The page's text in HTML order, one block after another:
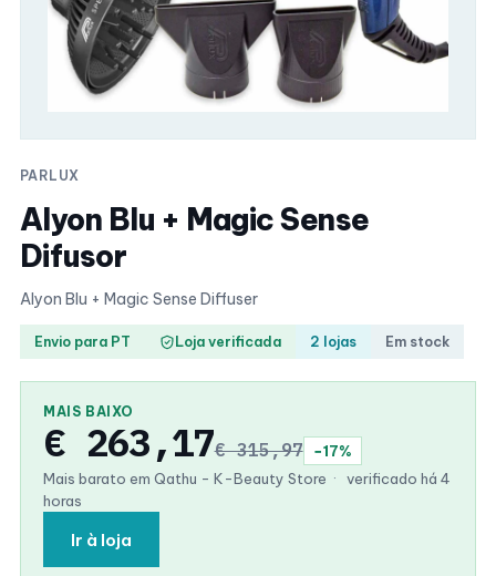
PARLUX
Alyon Blu + Magic Sense
Difusor
Alyon Blu + Magic Sense Diffuser
Envio para PT Loja verificada 2 lojas Em stock
MAIS BAIXO
€ 263,17€ 315,97
−17%
Mais barato em Qathu - K-Beauty Store ·
verificado há 4
horas
Ir à loja